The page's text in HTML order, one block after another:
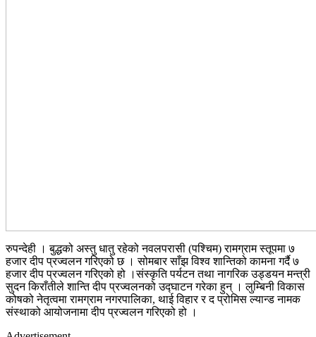
रुपन्देही । बुद्धको अस्तु धातु रहेको नवलपरासी (पश्चिम) रामग्राम स्तूपमा ७
हजार दीप प्रज्वलन गरिएको छ । सोमबार साँझ विश्व शान्तिको कामना गर्दै ७
हजार दीप प्रज्वलन गरिएको हो ।संस्कृति पर्यटन तथा नागरिक उड्डयन मन्त्री
सुदन किराँतीले शान्ति दीप प्रज्वलनको उद्घाटन गरेका हुन् । लुम्बिनी विकास
कोषको नेतृत्वमा रामग्राम नगरपालिका, थाई विहार र द प्रोमिस ल्यान्ड नामक
संस्थाको आयोजनामा दीप प्रज्वलन गरिएको हो ।